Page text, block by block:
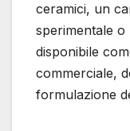
ceramici, un
sperimentale
disponibile
commerciale,
formulazione